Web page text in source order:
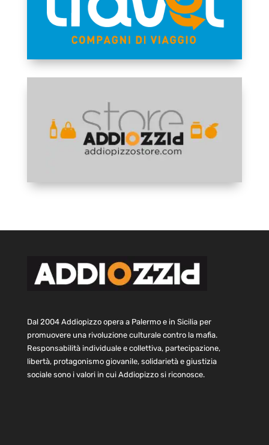
Dal 2004 Addiopizzo opera a Palermo e in Sicilia per
promuovere una rivoluzione culturale contro la mafia.
Responsabilità individuale e collettiva, partecipazione,
libertà, protagonismo giovanile, solidarietà e giustizia
sociale sono i valori in cui Addiopizzo si riconosce.